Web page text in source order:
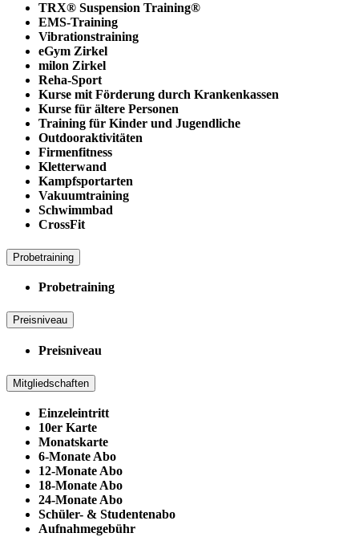
TRX® Suspension Training®
EMS-Training
Vibrationstraining
eGym Zirkel
milon Zirkel
Reha-Sport
Kurse mit Förderung durch Krankenkassen
Kurse für ältere Personen
Training für Kinder und Jugendliche
Outdooraktivitäten
Firmenfitness
Kletterwand
Kampfsportarten
Vakuumtraining
Schwimmbad
CrossFit
Probetraining
Probetraining
Preisniveau
Preisniveau
Mitgliedschaften
Einzeleintritt
10er Karte
Monatskarte
6-Monate Abo
12-Monate Abo
18-Monate Abo
24-Monate Abo
Schüler- & Studentenabo
Aufnahmegebühr